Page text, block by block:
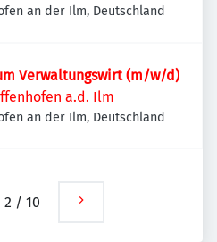
an der Ilm, Deutschland
Verwaltungswirt (m/w/d)
a.d. Ilm
an der Ilm, Deutschland
2 / 10